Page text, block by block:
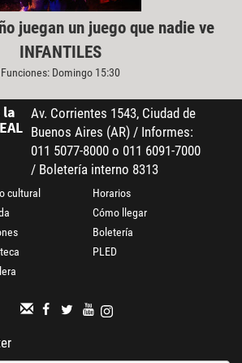
juegan un juego que nadie ve
INFANTILES
Funciones: Domingo 15:30
la
Av. Corrientes 1543, Ciudad de
Buenos Aires (AR) / Informes:
011 5077-8000 o 011 6091-7000
/ Boletería interno 8313
cultural
Horarios
Cómo llegar
Boletería
PLED